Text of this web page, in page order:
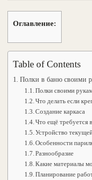
Оглавление:
Table of Contents
Полки в баню своими
Полки своими
Что делать если
Создание каркаса
Что ещё требуется
Устройство
Особенности
Разнообразие
Какие материалы
Планирование